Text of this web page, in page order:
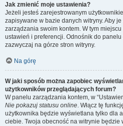
Jak zmienić moje ustawienia?
Jeżeli jesteś zarejestrowanym
zapisywane w bazie danych witryny. Aby
zarządzania swoim kontem. W tym
ustawień i preferencji. Odnośnik do
zazwyczaj na górze stron witryny.
Na górę
W jaki sposób można zapobiec
użytkowników przeglądających forum?
W panelu zarządzania kontem, w
Nie pokazuj statusu online. Włącz tę
użytkownika będzie wyświetlana tylko dla
ciebie. Twoja obecność na witrynie będzie